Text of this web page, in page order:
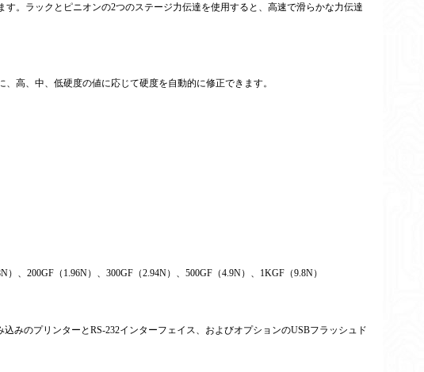
。ラックとピニオンの2つのステージ力伝達を使用すると、高速で滑らかな力伝達
高、中、低硬度の値に応じて硬度を自動的に修正できます。
、200GF（1.96N）、300GF（2.94N）、500GF（4.9N）、1KGF（9.8N）
みのプリンターとRS-232インターフェイス、およびオプションのUSBフラッシュド